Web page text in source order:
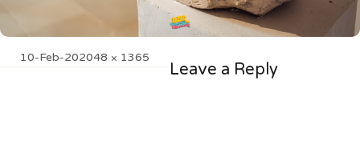
Posted
10-Feb-20Full
2048 × 1365
Leave a Reply